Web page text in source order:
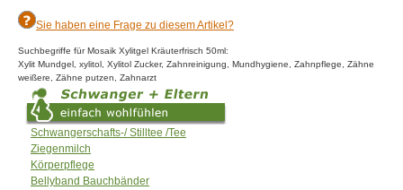
Sie haben eine Frage zu diesem Artikel?
Suchbegriffe für Mosaik Xylitgel Kräuterfrisch 50ml:
Xylit Mundgel, xylitol, Xylitol Zucker, Zahnreinigung, Mundhygiene, Zahnpflege, Zähne
weißere, Zähne putzen, Zahnarzt
Schwangerschafts-/ Stilltee /Tee
Ziegenmilch
Körperpflege
Bellyband Bauchbänder